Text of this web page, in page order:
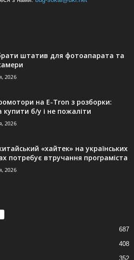
штатив для фотоапарата та
2026
на E-Tron з розборки:
б/у і не пожаліти
2026
«хайтек» на українських
потребує втручання програміста
2026
687
408
352